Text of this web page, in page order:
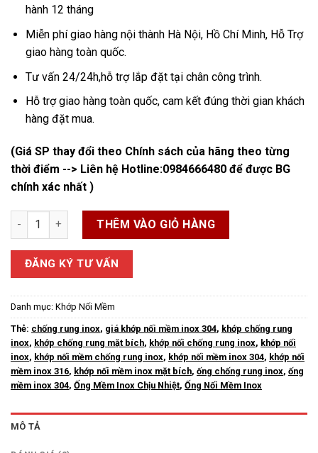
hành 12 tháng
Miễn phí giao hàng nội thành Hà Nội, Hồ Chí Minh, Hỗ Trợ
giao hàng toàn quốc.
Tư vấn 24/24h,hỗ trợ lắp đặt tại chân công trình.
Hỗ trợ giao hàng toàn quốc, cam kết đúng thời gian khách
hàng đặt mua.
(Giá SP thay đổi theo Chính sách của hãng theo từng
thời điểm --> Liên hệ Hotline:0984666480 để được BG
chính xác nhất )
Khớp Chống Rung Inox số lượng
THÊM VÀO GIỎ HÀNG
ĐĂNG KÝ TƯ VẤN
Danh mục: Khớp Nối Mềm
Thẻ: chống rung inox, giá khớp nối mềm inox 304, khớp chống rung
inox, khớp chống rung mặt bích, khớp nối chống rung inox, khớp nối
inox, khớp nối mềm chống rung inox, khớp nối mềm inox 304, khớp nối
mềm inox 316, khớp nối mềm inox mặt bích, ống chống rung inox, ống
mềm inox 304, Ống Mềm Inox Chịu Nhiệt, Ống Nối Mềm Inox
MÔ TẢ